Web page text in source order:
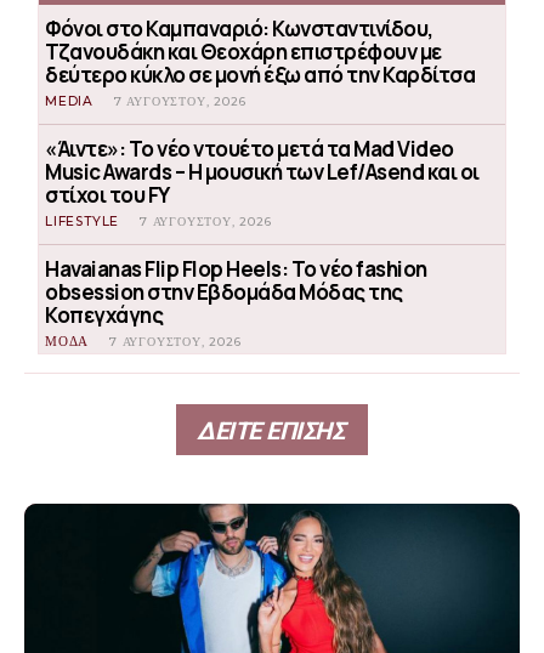
Φόνοι στο Καμπαναριό: Κωνσταντινίδου,
Τζανουδάκη και Θεοχάρη επιστρέφουν με
δεύτερο κύκλο σε μονή έξω από την Καρδίτσα
MEDIA 7 ΑΥΓΟΎΣΤΟΥ, 2026
«Άιντε»: Το νέο ντουέτο μετά τα Mad Video
Music Awards – Η μουσική των Lef/Asend και οι
στίχοι του FY
LIFESTYLE 7 ΑΥΓΟΎΣΤΟΥ, 2026
Havaianas Flip Flop Heels: Το νέο fashion
obsession στην Εβδομάδα Μόδας της
Κοπεγχάγης
ΜΟΔΑ 7 ΑΥΓΟΎΣΤΟΥ, 2026
ΔΕΙΤΕ ΕΠΙΣΗΣ